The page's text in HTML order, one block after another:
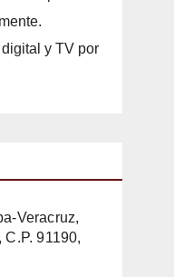
y TV por
Veracruz,
91190,